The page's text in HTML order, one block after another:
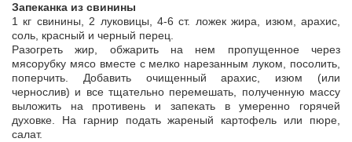
Запеканка из свинины
1 кг свинины, 2 луковицы, 4-6 ст. ложек жира, изюм, арахис,
соль, красный и черный перец.
Разогреть жир, обжарить на нем пропущенное через
мясорубку мясо вместе с мелко нарезанным луком, посолить,
поперчить. Добавить очищенный арахис, изюм (или
чернослив) и все тщательно перемешать, полученную массу
выложить на противень и запекать в умеренно горячей
духовке. На гарнир подать жареный картофель или пюре,
салат.